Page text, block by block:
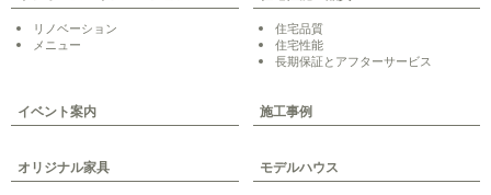
リノベーション
メニュー
住宅品質
住宅性能
長期保証とアフターサービス
イベント案内 施工事例
オリジナル家具 モデルハウス